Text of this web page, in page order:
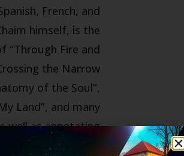
French, and
himself, is the
“Through Fire and
the Narrow
of the Soul”,
Land”, and many
well as annotating
15 volume English